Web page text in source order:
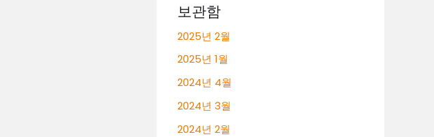
보관함
2025년 2월
2025년 1월
2024년 4월
2024년 3월
2024년 2월